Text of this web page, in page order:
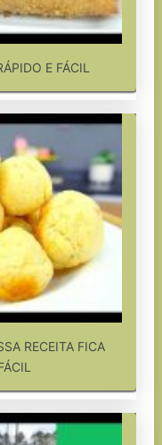
E FÁCIL
RECEITA FICA